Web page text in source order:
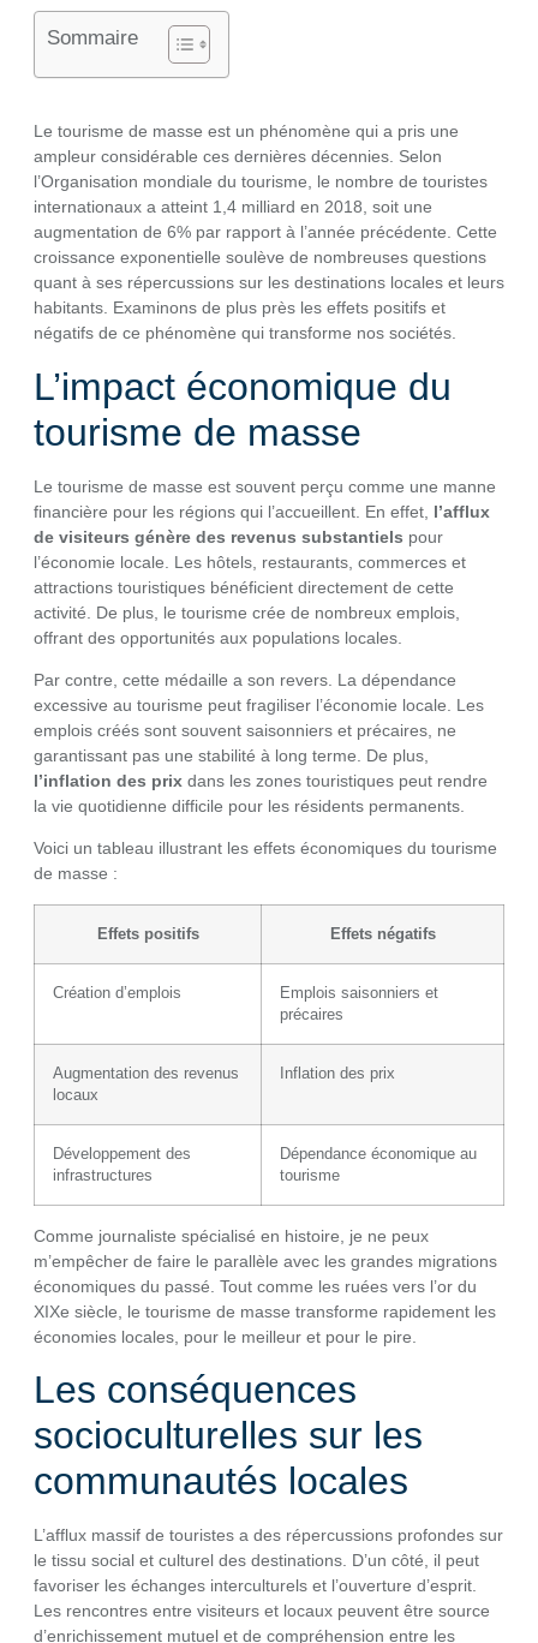
Sommaire
Le tourisme de masse est un phénomène qui a pris une
ampleur considérable ces dernières décennies. Selon
l’Organisation mondiale du tourisme, le nombre de touristes
internationaux a atteint 1,4 milliard en 2018, soit une
augmentation de 6% par rapport à l’année précédente. Cette
croissance exponentielle soulève de nombreuses questions
quant à ses répercussions sur les destinations locales et leurs
habitants. Examinons de plus près les effets positifs et
négatifs de ce phénomène qui transforme nos sociétés.
L’impact économique du
tourisme de masse
Le tourisme de masse est souvent perçu comme une manne
financière pour les régions qui l’accueillent. En effet, l’afflux
de visiteurs génère des revenus substantiels pour
l’économie locale. Les hôtels, restaurants, commerces et
attractions touristiques bénéficient directement de cette
activité. De plus, le tourisme crée de nombreux emplois,
offrant des opportunités aux populations locales.
Par contre, cette médaille a son revers. La dépendance
excessive au tourisme peut fragiliser l’économie locale. Les
emplois créés sont souvent saisonniers et précaires, ne
garantissant pas une stabilité à long terme. De plus,
l’inflation des prix dans les zones touristiques peut rendre
la vie quotidienne difficile pour les résidents permanents.
Voici un tableau illustrant les effets économiques du tourisme
de masse :
Effets positifs Effets négatifs
Création d’emplois
Emplois saisonniers et
précaires
Augmentation des revenus
locaux
Inflation des prix
Développement des
infrastructures
Dépendance économique au
tourisme
Comme journaliste spécialisé en histoire, je ne peux
m’empêcher de faire le parallèle avec les grandes migrations
économiques du passé. Tout comme les ruées vers l’or du
XIXe siècle, le tourisme de masse transforme rapidement les
économies locales, pour le meilleur et pour le pire.
Les conséquences
socioculturelles sur les
communautés locales
L’afflux massif de touristes a des répercussions profondes sur
le tissu social et culturel des destinations. D’un côté, il peut
favoriser les échanges interculturels et l’ouverture d’esprit.
Les rencontres entre visiteurs et locaux peuvent être source
d’enrichissement mutuel et de compréhension entre les